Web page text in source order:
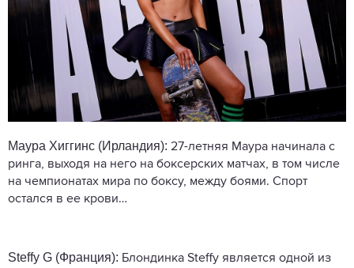
Маура Хиггинс (Ирландия): 27-летняя Маура начинала с
ринга, выходя на него на боксерских матчах, в том числе
на чемпионатах мира по боксу, между боями. Спорт
остался в ее крови…
Steffy G (Франция): Блондинка Steffy является одной из